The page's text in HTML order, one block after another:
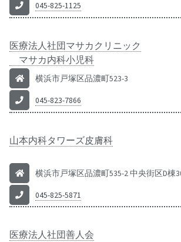
045-825-1125
医療法人社団マサカクリニック
マサカ内科小児科
横浜市戸塚区品濃町523-3
045-823-7866
山本内科タワーズ皮膚科
横浜市戸塚区品濃町535-2 中央街区D棟
045-825-5871
医療法人社団善人会